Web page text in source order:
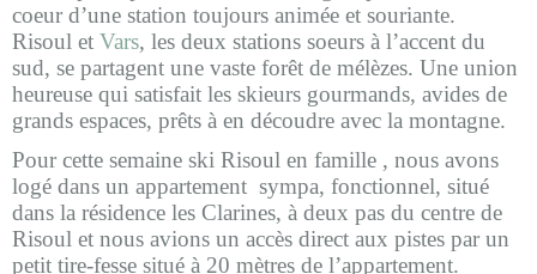
coeur d’une station toujours animée et souriante.
Risoul et Vars, les deux stations soeurs à l’accent du
sud, se partagent une vaste forêt de mélèzes. Une union
heureuse qui satisfait les skieurs gourmands, avides de
grands espaces, prêts à en découdre avec la montagne.
Pour cette semaine ski Risoul en famille , nous avons
logé dans un appartement sympa, fonctionnel, situé
dans la résidence les Clarines, à deux pas du centre de
Risoul et nous avions un accès direct aux pistes par un
petit tire-fesse situé à 20 mètres de l’appartement.